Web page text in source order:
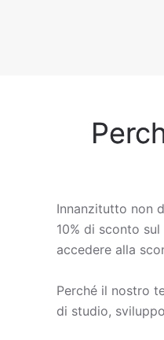
Innanzitutto non
10% di sconto
accedere alla
Perché il nostro
di studio,